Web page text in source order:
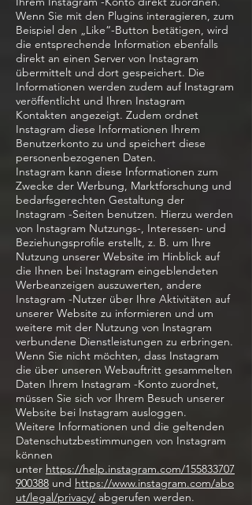
Wenn Sie mit den Plugins interagieren, zum
Beispiel den „Like“-Button betätigen, wird
die entsprechende Information ebenfalls
direkt an einen Server von Instagram
übermittelt und dort gespeichert. Die
Informationen werden zudem auf Instagram
veröffentlicht und Ihren Instagram
Kontakten angezeigt. Zudem ordnet
Instagram diese Informationen Ihrem
Benutzerkonto zu und speichert diese
personenbezogenen Daten.
Instagram kann diese Informationen zum
Zwecke der Werbung, Marktforschung und
bedarfsgerechten Gestaltung der
Instagram -Seiten benutzen. Hierzu werden
von Instagram Nutzungs-, Interessen- und
Beziehungsprofile erstellt, z. B. um Ihre
Nutzung unserer Website im Hinblick auf
die Ihnen bei Instagram eingeblendeten
Werbeanzeigen auszuwerten, andere
Instagram -Nutzer über Ihre Aktivitäten auf
unserer Website zu informieren und um
weitere mit der Nutzung von Instagram
verbundene Dienstleistungen zu erbringen.
Wenn Sie nicht möchten, dass Instagram
die über unseren Webauftritt gesammelten
Daten Ihrem Instagram -Konto zuordnet,
müssen Sie sich vor Ihrem Besuch unserer
Website bei Instagram ausloggen.
Weitere Informationen und die geltenden
Datenschutzbestimmungen von Instagram
können
unter https://help.instagram.com/155833707
900388 und https://www.instagram.com/abo
ut/legal/privacy/ abgerufen werden.